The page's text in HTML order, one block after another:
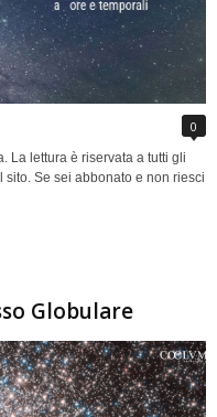
0
La lettura è riservata a tutti gli
Se sei abbonato e non riesci
Globulare